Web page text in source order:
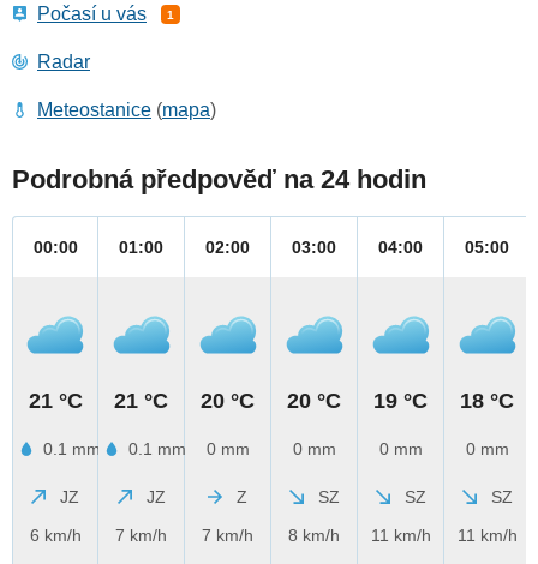
Počasí u vás 1
Radar
Meteostanice (mapa)
Podrobná předpověď na 24 hodin
00:00
21 °C
0.1 mm
JZ
6 km/h
01:00
21 °C
0.1 mm
JZ
7 km/h
02:00
20 °C
0 mm
Z
7 km/h
03:00
20 °C
0 mm
SZ
8 km/h
04:00
19 °C
0 mm
SZ
11 km/h
05:00
18 °C
0 mm
SZ
11 km/h